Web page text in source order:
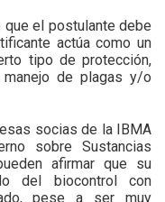
el postulante debe
actúa como un
tipo de protección,
de plagas y/o
socias de la IBMA
sobre Sustancias
afirmar que su
del biocontrol con
pese a ser muy